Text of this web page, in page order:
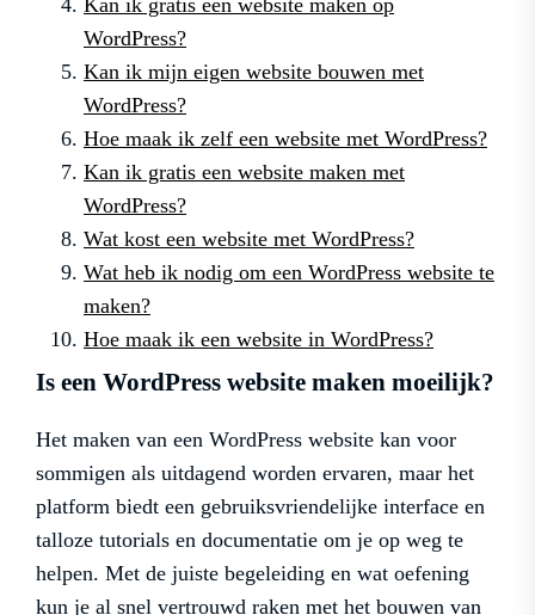
WordPress?
Kan ik mijn eigen website bouwen met
WordPress?
Hoe maak ik zelf een website met WordPress?
Kan ik gratis een website maken met
WordPress?
Wat kost een website met WordPress?
Wat heb ik nodig om een WordPress website te
maken?
Hoe maak ik een website in WordPress?
Is een WordPress website maken moeilijk?
Het maken van een WordPress website kan voor
sommigen als uitdagend worden ervaren, maar het
platform biedt een gebruiksvriendelijke interface en
talloze tutorials en documentatie om je op weg te
helpen. Met de juiste begeleiding en wat oefening
kun je al snel vertrouwd raken met het bouwen van